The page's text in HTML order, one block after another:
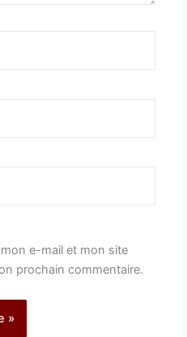
e-mail et mon site
prochain commentaire.